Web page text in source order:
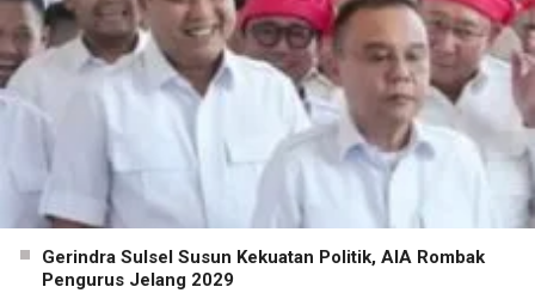
Gerindra Sulsel Susun Kekuatan Politik, AIA Rombak
Pengurus Jelang 2029